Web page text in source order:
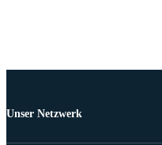
Unser Netzwerk